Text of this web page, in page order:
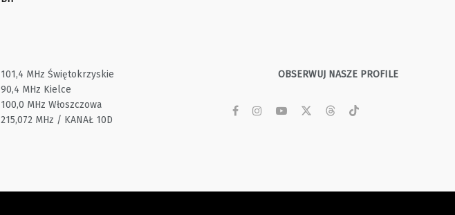
101,4 MHz Świętokrzyskie
90,4 MHz Kielce
100,0 MHz Włoszczowa
215,072 MHz / KANAŁ 10D
OBSERWUJ NASZE PROFILE